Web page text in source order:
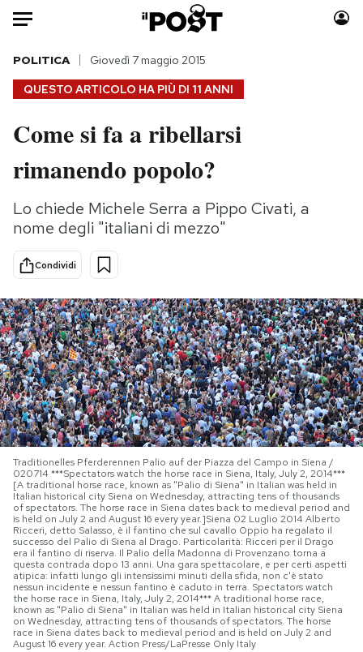
Auto
HOME
Italia
Politica
Tecnologia
Internet
Scienza
Cultura
Economia
Sport
Moda
Consumismi
Storie/Idee
Ok Boomer!
Altrecose
Mondiali calcio 2026
PODCAST
NEWSLETTER
I MIEI PREFERITI
SHOP
CALENDARIO
QUESTO ARTICOLO HA PIÙ DI 11 ANNI
POLITICA Giovedì 7 maggio 2015
Come si fa a ribellarsi
rimanendo popolo?
Lo chiede Michele Serra a Pippo Civati, a
nome degli "italiani di mezzo"
Condividi
Traditionelles Pferderennen Palio auf der Piazza del Campo in Siena /
020714 ***Spectators watch the horse race in Siena, Italy, July 2, 2014***
[A traditional horse race, known as "Palio di Siena" in Italian was held in
Italian historical city Siena on Wednesday, attracting tens of thousands
of spectators. The horse race in Siena dates back to medieval period and
is held on July 2 and August 16 every year.]Siena 02 Luglio 2014 Alberto
Ricceri, detto Salasso, è il fantino che sul cavallo Oppio ha regalato il
successo del Palio di Siena al Drago. Particolarità: Ricceri per il Drago
era il fantino di riserva. Il Palio della Madonna di Provenzano torna a
questa contrada dopo 13 anni. Una gara spettacolare, e per certi aspetti
atipica: infatti lungo gli intensissimi minuti della sfida, non c'è stato
nessun incidente e nessun fantino è caduto in terra. Spectators watch
the horse race in Siena, Italy, July 2, 2014*** A traditional horse race,
known as "Palio di Siena" in Italian was held in Italian historical city Siena
on Wednesday, attracting tens of thousands of spectators. The horse
race in Siena dates back to medieval period and is held on July 2 and
August 16 every year. Action Press/LaPresse Only Italy